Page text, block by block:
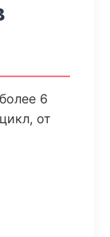
6
от